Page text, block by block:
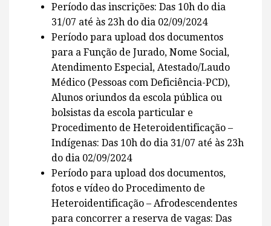
Período das inscrições: Das 10h do dia
31/07 até às 23h do dia 02/09/2024
Período para upload dos documentos
para a Função de Jurado, Nome Social,
Atendimento Especial, Atestado/Laudo
Médico (Pessoas com Deficiência-PCD),
Alunos oriundos da escola pública ou
bolsistas da escola particular e
Procedimento de Heteroidentificação –
Indígenas: Das 10h do dia 31/07 até às 23h
do dia 02/09/2024
Período para upload dos documentos,
fotos e vídeo do Procedimento de
Heteroidentificação – Afrodescendentes
para concorrer a reserva de vagas: Das